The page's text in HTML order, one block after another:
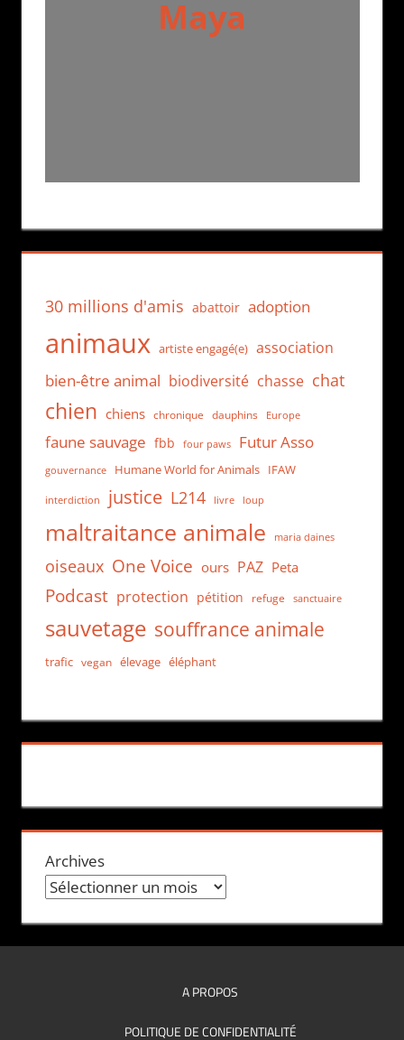
Maya
30 millions d'amis abattoir adoption
animaux artiste engagé(e) association
bien-être animal biodiversité chasse chat
chien chiens chronique dauphins Europe
faune sauvage fbb four paws Futur Asso
gouvernance Humane World for Animals IFAW
interdiction justice L214 livre loup
maltraitance animale maria daines
oiseaux One Voice ours PAZ Peta
Podcast protection pétition refuge sanctuaire
sauvetage souffrance animale
trafic vegan élevage éléphant
Archives
A PROPOS
POLITIQUE DE CONFIDENTIALITÉ